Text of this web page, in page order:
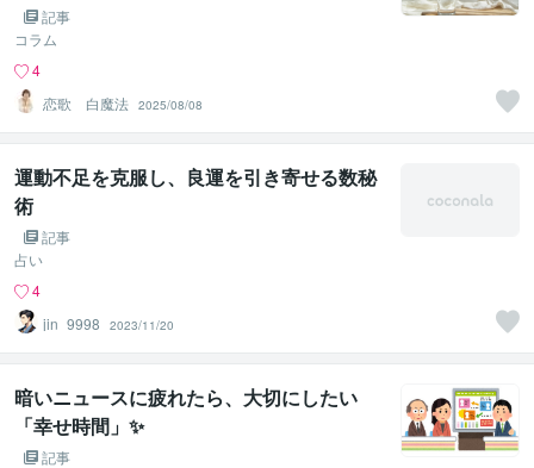
記事
コラム
4
恋歌 白魔法 2025/08/08
運動不足を克服し、良運を引き寄せる数秘
術
記事
占い
4
jin_9998
2023/11/20
暗いニュースに疲れたら、大切にしたい
「幸せ時間」✨
記事